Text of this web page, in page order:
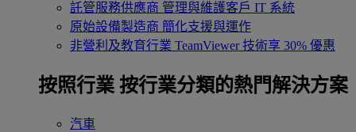
託管服務供應商 管理與維護客戶 IT 系統
原始設備製造商 簡化支援與運作
非營利及教育行業 TeamViewer 技術享 30% 優惠
按照行業 按行業分類的熱門解決方案
汽車